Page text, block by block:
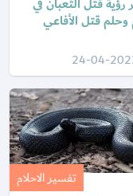
قتل الثعبان في
وحلم قتل الأفاعي
24-04-
تفسير الاحلام